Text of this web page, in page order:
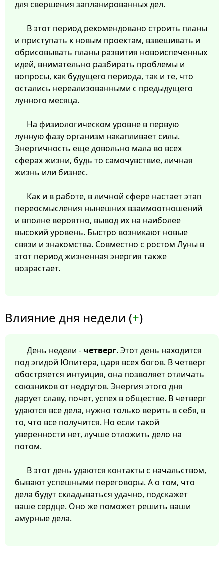
для свершения запланированных дел.
В этот период рекомендовано строить планы
и приступать к новым проектам, взвешивать и
обрисовывать планы развития новоиспеченных
идей, внимательно разбирать проблемы и
вопросы, как будущего периода, так и те, что
остались нереализованными с предыдущего
лунного месяца.
На физиологическом уровне в первую
лунную фазу организм накапливает силы.
Энергичность еще довольно мала во всех
сферах жизни, будь то самочувствие, личная
жизнь или бизнес.
Как и в работе, в личной сфере настает этап
переосмысления нынешних взаимоотношений
и вполне вероятно, вывод их на наиболее
высокий уровень. Быстро возникают новые
связи и знакомства. Совместно с ростом Луны в
этот период жизненная энергия также
возрастает.
Влияние дня недели (+)
День недели - четверг. Этот день находится
под эгидой Юпитера, царя всех богов. В четверг
обостряется интуиция, она позволяет отличать
союзников от недругов. Энергия этого дня
дарует славу, почет, успех в обществе. В четверг
удаются все дела, нужно только верить в себя, в
то, что все получится. Но если такой
уверенности нет, лучше отложить дело на
потом.
В этот день удаются контакты с начальством,
бывают успешными переговоры. А о том, что
дела будут складываться удачно, подскажет
ваше сердце. Оно же поможет решить ваши
амурные дела.